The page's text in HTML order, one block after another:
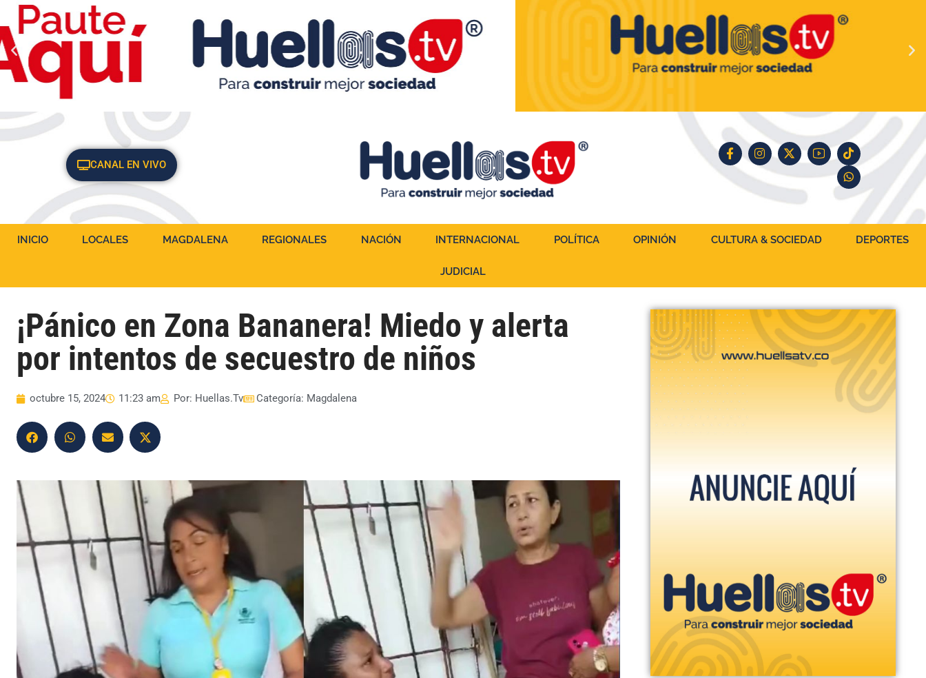
CANAL EN VIVO
INICIO LOCALES MAGDALENA REGIONALES NACIÓN INTERNACIONAL POLÍTICA OPINIÓN CULTURA & SOCIEDAD DEPORTES
JUDICIAL
¡Pánico en Zona Bananera! Miedo y alerta
por intentos de secuestro de niños
octubre 15, 2024 11:23 am Por: Huellas.Tv Categoría: Magdalena